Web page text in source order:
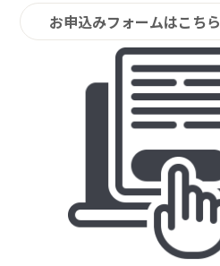
お申込みフォームはこちら